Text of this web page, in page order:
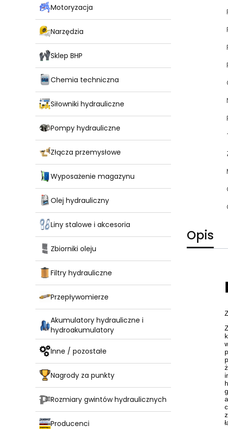
Motoryzacja
Narzędzia
Sklep BHP
Chemia techniczna
Siłowniki hydrauliczne
Pompy hydrauliczne
Złącza przemysłowe
Wyposażenie magazynu
Olej hydrauliczny
Liny stalowe i akcesoria
Zbiorniki oleju
Filtry hydrauliczne
Przepływomierze
Akumulatory hydrauliczne i
hydroakumulatory
Inne / pozostałe
Nagrody za punkty
Rozmiary gwintów hydraulicznych
Producenci
Opis